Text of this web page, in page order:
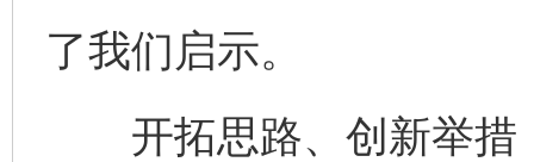
了我们启示。
开拓思路、创新举措